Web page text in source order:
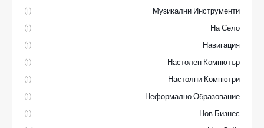
Музикални Инструменти
(1)
На Село
(1)
Навигация
(1)
Настолен Компютър
(1)
Настолни Компютри
(1)
Неформално Образование
(1)
Нов Бизнес
(1)